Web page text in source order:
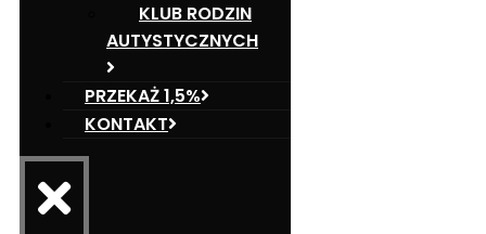
KLUB RODZIN
AUTYSTYCZNYCH
PRZEKAŻ 1,5%
KONTAKT